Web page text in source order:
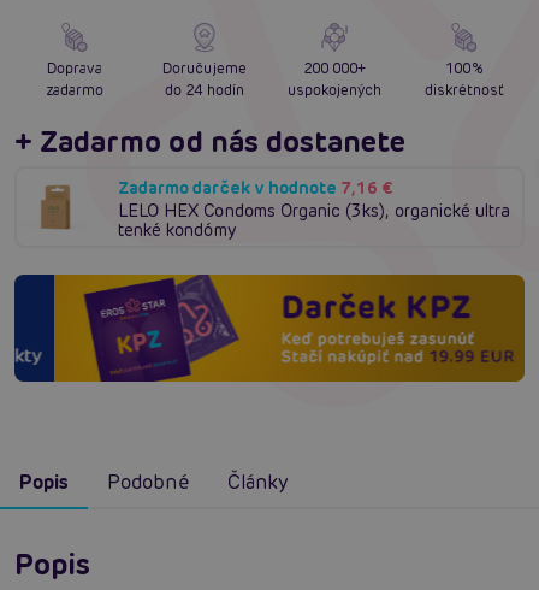
Doprava
zadarmo
Doručujeme
do 24 hodín
200 000+
uspokojených
100%
diskrétnosť
+ Zadarmo od nás dostanete
Zadarmo darček v hodnote 7,16 €
LELO HEX Condoms Organic (3ks), organické ultra
tenké kondómy
Popis Podobné Články
Popis